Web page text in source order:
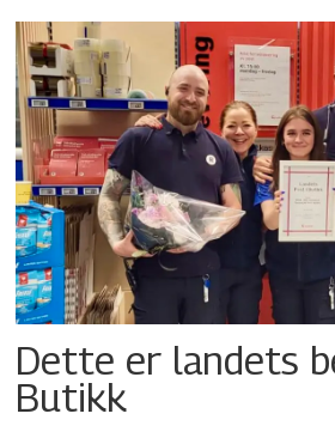
Dette er landets
Butikk